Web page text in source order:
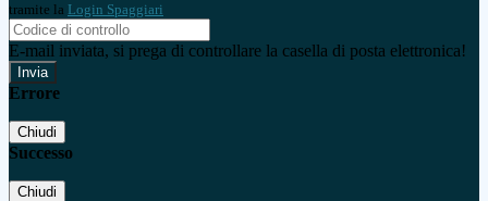
tramite la Login Spaggiari
E-mail inviata, si prega di controllare la casella di posta elettronica!
Errore
Chiudi
Successo
Chiudi